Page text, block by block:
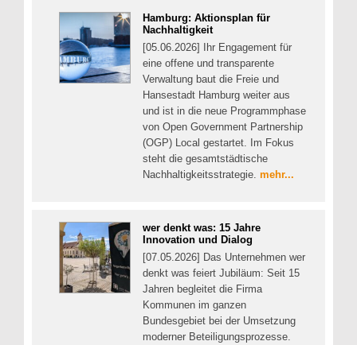
Hamburg: Aktionsplan für
Nachhaltigkeit
[05.06.2026] Ihr Engagement für
eine offene und transparente
Verwaltung baut die Freie und
Hansestadt Hamburg weiter aus
und ist in die neue Programmphase
von Open Government Partnership
(OGP) Local gestartet. Im Fokus
steht die gesamtstädtische
Nachhaltigkeitsstrategie. mehr...
wer denkt was: 15 Jahre
Innovation und Dialog
[07.05.2026] Das Unternehmen wer
denkt was feiert Jubiläum: Seit 15
Jahren begleitet die Firma
Kommunen im ganzen
Bundesgebiet bei der Umsetzung
moderner Beteiligungsprozesse.